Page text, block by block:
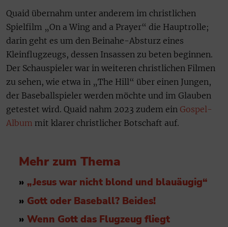
Quaid übernahm unter anderem im christlichen
Spielfilm „On a Wing and a Prayer“ die Hauptrolle;
darin geht es um den Beinahe-Absturz eines
Kleinflugzeugs, dessen Insassen zu beten beginnen.
Der Schauspieler war in weiteren christlichen Filmen
zu sehen, wie etwa in „The Hill“ über einen Jungen,
der Baseballspieler werden möchte und im Glauben
getestet wird. Quaid nahm 2023 zudem ein Gospel-
Album mit klarer christlicher Botschaft auf.
Mehr zum Thema
» „Jesus war nicht blond und blauäugig“
» Gott oder Baseball? Beides!
» Wenn Gott das Flugzeug fliegt